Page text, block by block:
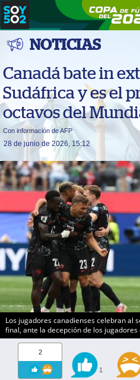
NOTICIAS
Canadá bate in
Sudáfrica y es el
octavos del
Con información de AFP
28 de junio de 2026, 15:12
Los jugadores canadienses celebran al
final, ante la decepción de los jugadores
2
1